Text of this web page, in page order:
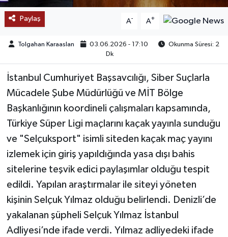
Paylaş A- A+
Tolgahan Karaaslan 03.06.2026 - 17:10
Okunma Süresi: 2
Dk
İstanbul Cumhuriyet Başsavcılığı, Siber Suçlarla
Mücadele Şube Müdürlüğü ve MİT Bölge
Başkanlığının koordineli çalışmaları kapsamında,
Türkiye Süper Ligi maçlarını kaçak yayınla sunduğu
ve "Selçuksport" isimli siteden kaçak maç yayını
izlemek için giriş yapıldığında yasa dışı bahis
sitelerine teşvik edici paylaşımlar olduğu tespit
edildi. Yapılan araştırmalar ile siteyi yöneten
kişinin Selçuk Yılmaz olduğu belirlendi. Denizli’de
yakalanan şüpheli Selçuk Yılmaz İstanbul
Adliyesi’nde ifade verdi. Yılmaz adliyedeki ifade
OTOMOTİV
KÜLTÜR SANAT